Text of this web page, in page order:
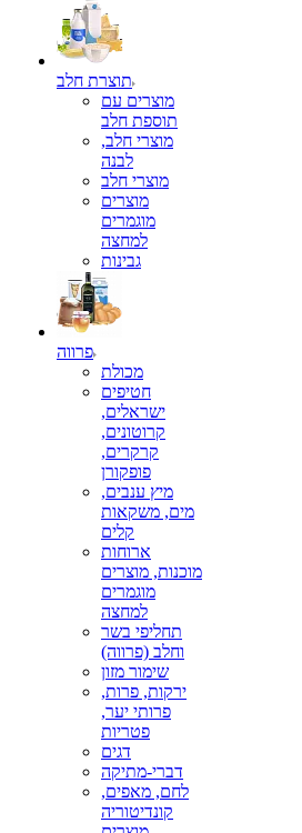
תוצרת חלב
מוצרים עם
תוספת חלב
מוצרי חלב,
לבנה
מוצרי חלב
מוצרים
מוגמרים
למחצה
גבינות
פרווה
מכולת
חטיפים
ישראלים,
קרוטונים,
קרקרים,
פופקורן
מיץ ענבים,
מים, משקאות
קלים
ארוחות
מוכנות, מוצרים
מוגמרים
למחצה
תחליפי בשר
וחלב (פרווה)
שימור מזון
ירקות, פרות,
פרותי יער,
פטריות
דגים
דברי-מתיקה
לחם, מאפים,
קונדיטוריה